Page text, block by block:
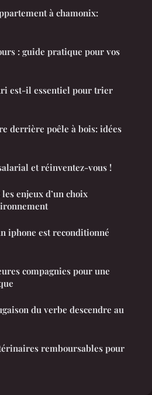
à chamonix:
: guide pratique pour vos
est-il essentiel pour trier
derrière poêle à bois: idées
et réinventez-vous !
enjeux d’un choix
iphone est reconditionné
compagnies pour une
du verbe descendre au
remboursables pour